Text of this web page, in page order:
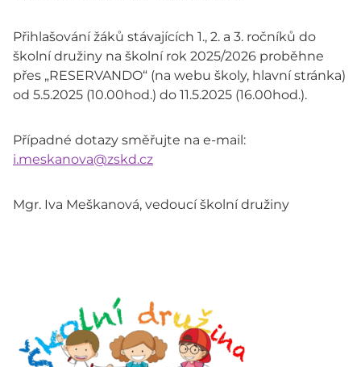
Přihlašování žáků stávajících 1., 2. a 3. ročníků do
školní družiny na školní rok 2025/2026 proběhne
přes „RESERVANDO“ (na webu školy, hlavní stránka)
od 5.5.2025 (10.00hod.) do 11.5.2025 (16.00hod.).
Případné dotazy směřujte na e-mail:
i.meskanova@zskd.cz
Mgr. Iva Meškanová, vedoucí školní družiny